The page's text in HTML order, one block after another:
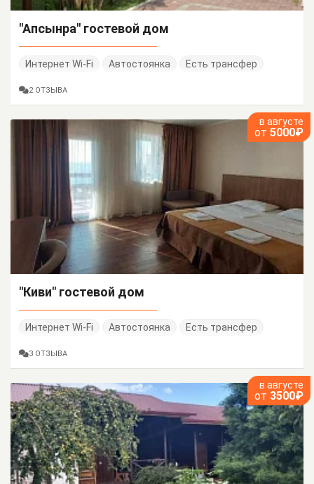
"Апсынра" гостевой дом
Интернет Wi-Fi Автостоянка Есть трансфер
2 ОТЗЫВА
в августе
от 5000₽
"Киви" гостевой дом
Интернет Wi-Fi Автостоянка Есть трансфер
3 ОТЗЫВА
в августе
от 3500₽